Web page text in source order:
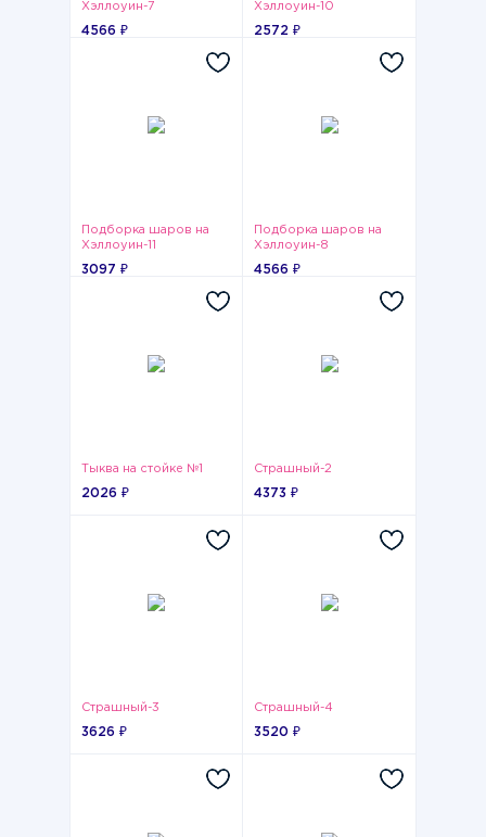
Хэллоуин-7
4566 ₽
Хэллоуин-10
2572 ₽
Подборка шаров на
Хэллоуин-11
3097 ₽
Подборка шаров на
Хэллоуин-8
4566 ₽
Тыква на стойке №1
2026 ₽
Страшный-2
4373 ₽
Страшный-3
3626 ₽
Страшный-4
3520 ₽